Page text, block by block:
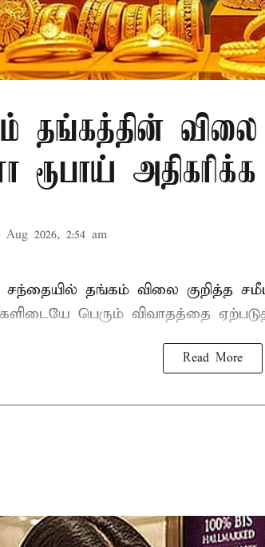
தங்கத்தின்
Aug 2026, 2:54 am
தங்கம் விலை குறித்த
பெரும் விவாதத்தை
Read More